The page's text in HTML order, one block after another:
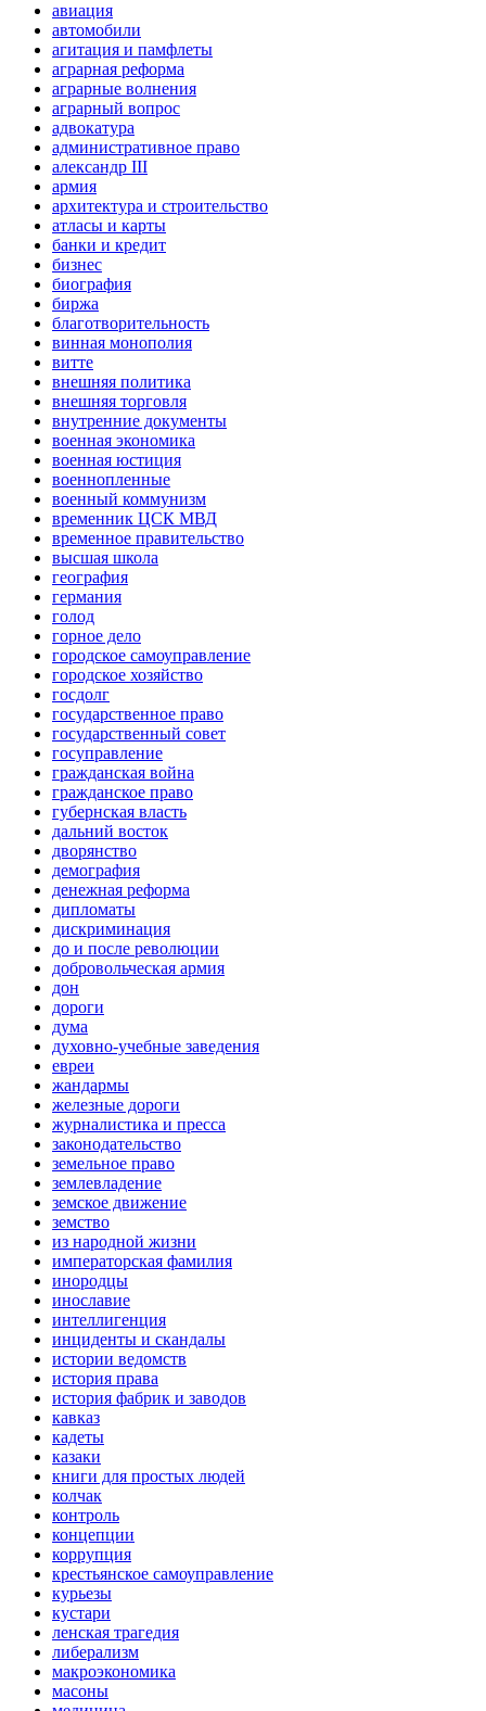
авиация
автомобили
агитация и памфлеты
аграрная реформа
аграрные волнения
аграрный вопрос
адвокатура
административное право
александр III
армия
архитектура и строительство
атласы и карты
банки и кредит
бизнес
биография
биржа
благотворительность
винная монополия
витте
внешняя политика
внешняя торговля
внутренние документы
военная экономика
военная юстиция
военнопленные
военный коммунизм
временник ЦСК МВД
временное правительство
высшая школа
география
германия
голод
горное дело
городское самоуправление
городское хозяйство
госдолг
государственное право
государственный совет
госуправление
гражданская война
гражданское право
губернская власть
дальний восток
дворянство
демография
денежная реформа
дипломаты
дискриминация
до и после революции
добровольческая армия
дон
дороги
дума
духовно-учебные заведения
евреи
жандармы
железные дороги
журналистика и пресса
законодательство
земельное право
землевладение
земское движение
земство
из народной жизни
императорская фамилия
инородцы
инославие
интеллигенция
инциденты и скандалы
истории ведомств
история права
история фабрик и заводов
кавказ
кадеты
казаки
книги для простых людей
колчак
контроль
концепции
коррупция
крестьянское самоуправление
курьезы
кустари
ленская трагедия
либерализм
макроэкономика
масоны